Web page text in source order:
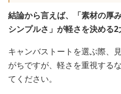
結論から言えば、「素材の厚
シンプルさ」が軽さを決める2
キャンバストートを選ぶ際、
がちですが、軽さを重視する
てください。